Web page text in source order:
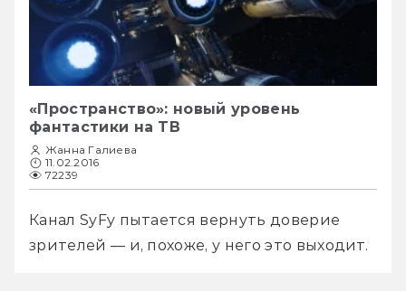
«Пространство»: новый уровень
фантастики на ТВ
Жанна Галиева
11.02.2016
72239
Канал SyFy пытается вернуть доверие
зрителей — и, похоже, у него это выходит.